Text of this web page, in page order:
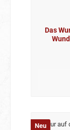
Das
Neu